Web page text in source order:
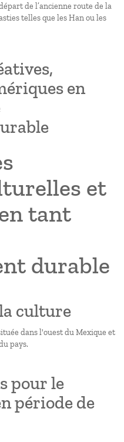
de l’ancienne route de la
telles que les Han ou les
en
et
tant
durable
culture
dans l'ouest du Mexique et
pays.
pour le
période de